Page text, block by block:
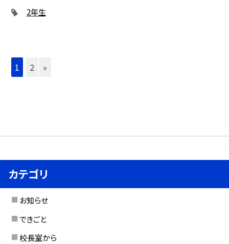
2年生
1 2 »
カテゴリ
お知らせ
できごと
校長室から